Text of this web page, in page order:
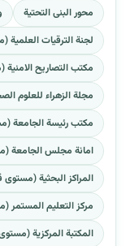
محور البنى التحتية
لجنة الترقيات
مكتب التصاريح
مجلة الزهراء للعلوم
مكتب رئيسة الجامعة
امانة مجلس الجامعة
المراكز البحثية
مركز التعليم
المكتبة المركزية